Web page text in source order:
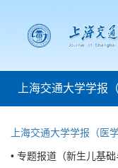
上海交通大学学报
上海交通大学学报（医学
• 专题报道（新生儿基